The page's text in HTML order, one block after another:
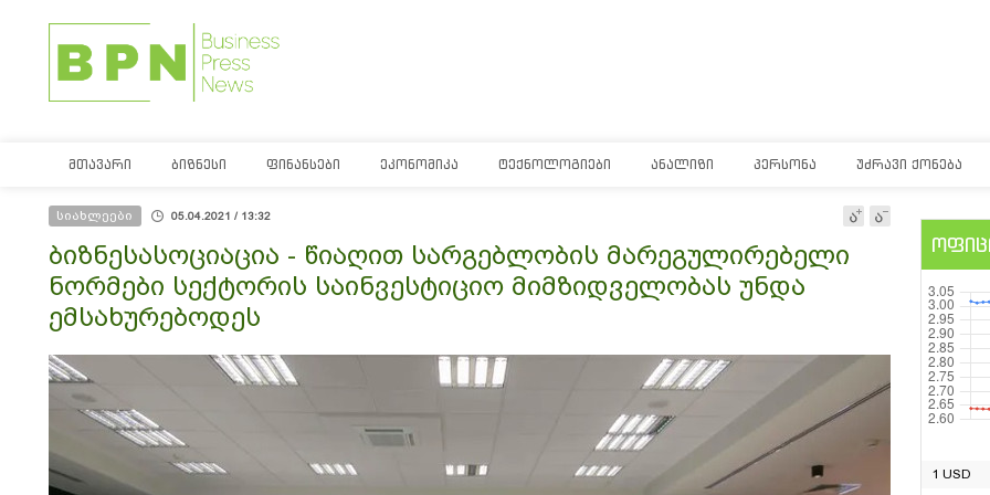
ᲛᲗᲐᲕᲐᲠᲘ ᲑᲘᲖᲜᲔᲡᲘ ᲤᲘᲜᲐᲜᲡᲔᲑᲘ ᲔᲙᲝᲜᲝᲛᲘᲙᲐ ᲢᲔᲥᲜᲝᲚᲝᲒᲘᲔᲑᲘ ᲐᲜᲐᲚᲘᲖᲘ ᲞᲔᲠᲡᲝᲜᲐ ᲣᲫᲠᲐᲕᲘ ᲥᲝᲜᲔᲑᲐ
სიახლეები 05.04.2021 / 13:32
ბიზნესასოციაცია - წიაღით სარგებლობის მარეგულირებელი
ნორმები სექტორის საინვესტიციო მიმზიდველობას უნდა
ემსახურებოდეს
1 USD